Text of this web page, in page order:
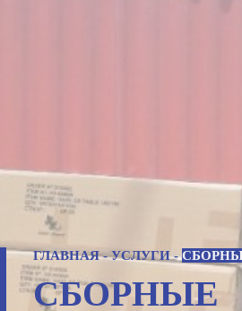
ГЛАВНАЯ-УСЛУГИ-
СБОРНЫЕ